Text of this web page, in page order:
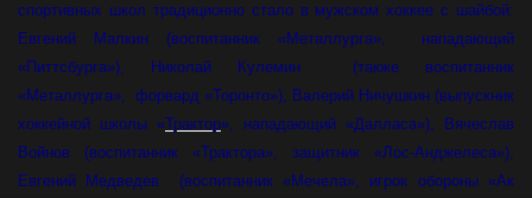
спортивных школ традиционно стало в мужском хоккее с шайбой:
Евгений Малкин (воспитанник «Металлурга», нападающий
«Питтсбурга»), Николай Кулемин (также воспитанник
«Металлурга», форвард «Торонто»), Валерий Ничушкин (выпускник
хоккейной школы «Трактор», нападающий «Далласа»), Вячеслав
Войнов (воспитанник «Трактора», защитник «Лос-Анджелеса»),
Евгений Медведев (воспитанник «Мечела», игрок обороны «Ак